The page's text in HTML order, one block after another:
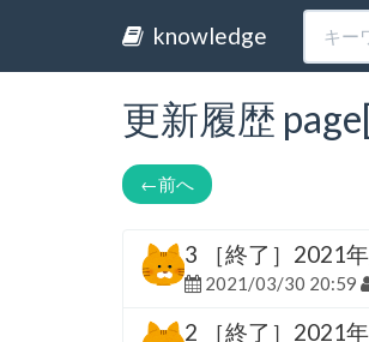
knowledge
更新履歴
←前へ
3 ［終了］2021
2021/03/30 20:59
2 ［終了］2021